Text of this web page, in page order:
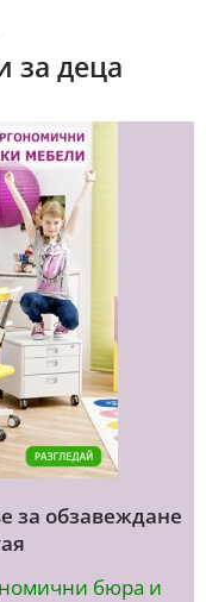
за деца
за обзавеждане
бюра и